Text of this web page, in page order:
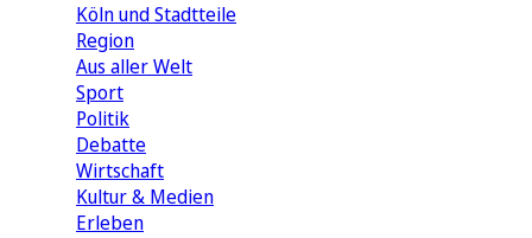
Köln und Stadtteile
Region
Aus aller Welt
Sport
Politik
Debatte
Wirtschaft
Kultur & Medien
Erleben